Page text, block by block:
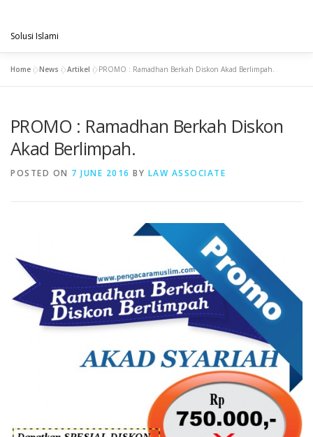
content
Solusi Islami
PROJECT ARTIKEL & BERITA CONTACT
Home »News »Artikel »PROMO : Ramadhan Berkah Diskon Akad Berlimpah.
PROMO : Ramadhan Berkah Diskon
Akad Berlimpah.
POSTED ON 7 JUNE 2016 BY LAW ASSOCIATE